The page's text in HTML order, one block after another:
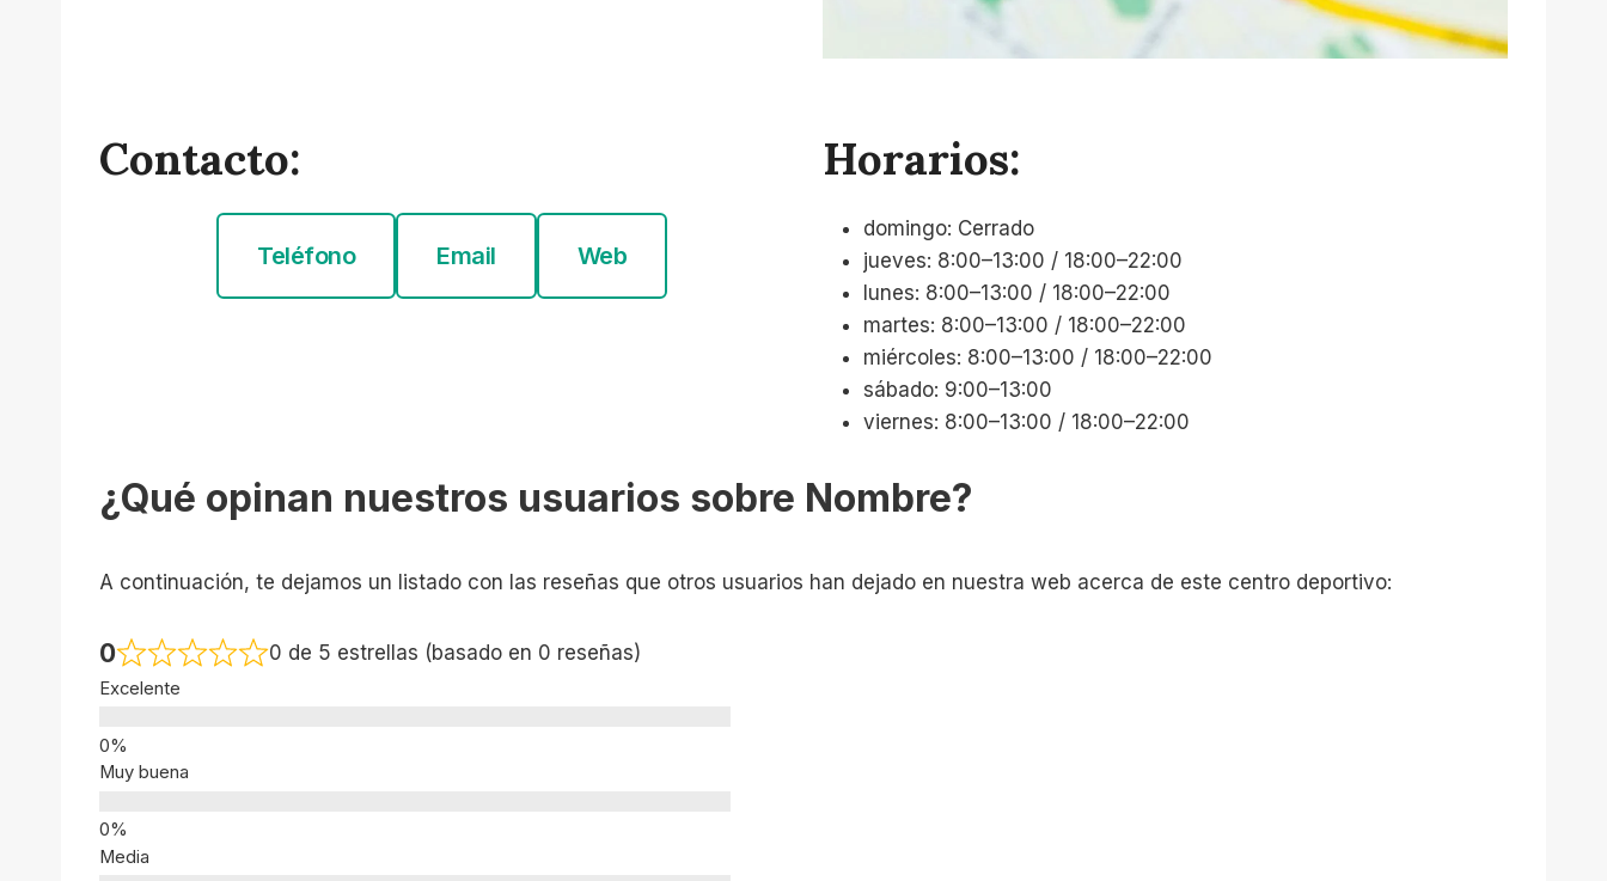
Contacto:
Teléfono Email Web
Horarios:
domingo: Cerrado
jueves: 8:00–13:00 / 18:00–22:00
lunes: 8:00–13:00 / 18:00–22:00
martes: 8:00–13:00 / 18:00–22:00
miércoles: 8:00–13:00 / 18:00–22:00
sábado: 9:00–13:00
viernes: 8:00–13:00 / 18:00–22:00
¿Qué opinan nuestros usuarios sobre Nombre?
A continuación, te dejamos un listado con las reseñas que otros usuarios han dejado en nuestra web acerca de este centro deportivo:
0 0 de 5 estrellas (basado en 0 reseñas)
Excelente
Muy buena
Media